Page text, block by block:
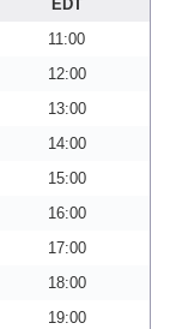
EDT
11:00
12:00
13:00
14:00
15:00
16:00
17:00
18:00
19:00